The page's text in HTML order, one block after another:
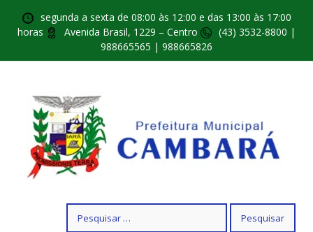
segunda a sexta de 08:00 às 12:00 e das 13:00 às 17:00
horas
Avenida Brasil, 1229 – Centro
(43) 3532-8800 |
988665565 | 988665826
por: